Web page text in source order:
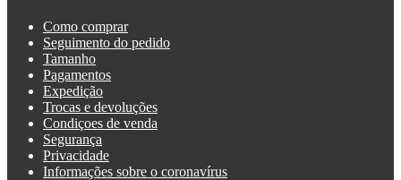
Como comprar
Seguimento do pedido
Tamanho
Pagamentos
Expedição
Trocas e devoluções
Condiçoes de venda
Segurança
Privacidade
Informações sobre o coronavírus